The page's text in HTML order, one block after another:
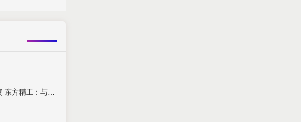
中证私募配资 东方精工：与乐聚机器人签订战略合作协议